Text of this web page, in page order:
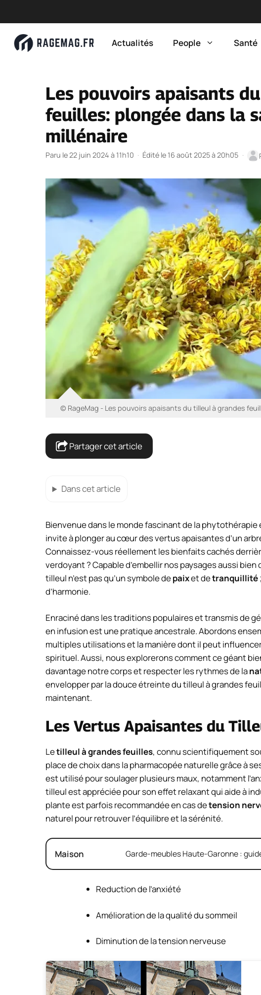
Actualités People Santé
Les pouvoirs apaisants
feuilles: plongée dans la
millénaire
Paru le 22 juin 2024 à 11h10 · Édité le 16 août 2025 à 20h05 ·
© RageMag - Les pouvoirs apaisants du tilleul à grandes
Partager cet article
Dans cet article
Bienvenue dans le monde fascinant de la
invite à plonger au cœur des vertus apaisantes d’un
Connaissez-vous réellement les bienfaits cachés
verdoyant ? Capable d’embellir nos paysages aussi
tilleul n’est pas qu’un symbole depaixet detranquillité
d’harmonie.
Enraciné dans les traditions populaires et transmis de
en infusion est une pratique ancestrale. Abordons
multiples utilisations et la manière dont il peut
spirituel. Aussi, nous explorerons comment ce géant
davantage notre corps et respecter les rythmes de la
envelopper par la douce étreinte du tilleul à grandes
maintenant.
Les Vertus Apaisantes du
Letilleul à grandes feuilles, connu scientifiquement
place de choix dans la pharmacopée naturelle grâce à
est utilisé pour soulager plusieurs maux, notamment
tilleul est appréciée pour son effet relaxant qui aide à
plante est parfois recommandée en cas detension
naturel pour retrouver l’équilibre et la sérénité.
Maison Garde-meubles Haute-Garonne :
Reduction de l’anxiété
Amélioration de la qualité du sommeil
Diminution de la tension nerveuse